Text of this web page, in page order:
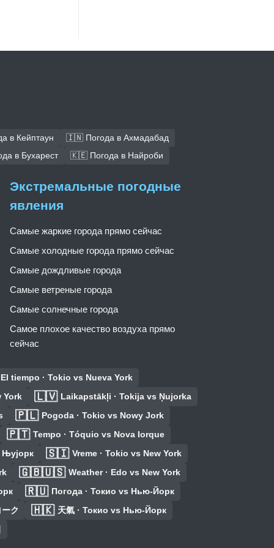
в Кейптаун
🇮🇳 Погода в Ахмадабад
в Бухарест
🇰🇪 Погода в Найроби
Экстремальные погодные
явления
Самые жаркие города прямо сейчас
Самые холодные города прямо сейчас
Самые дождливые города
Самые ветреные города
Самые солнечные города
Самое плохое качество воздуха прямо
сейчас
El tiempo · Tokio vs Nueva York
York
🇱🇻 Laikapstākļi · Tokija vs Ņujorka
🇵🇱 Pogoda · Tokio vs Nowy Jork
🇵🇹 Tempo · Tóquio vs Nova Iorque
Њујорк
🇸🇮 Vreme · Tokio vs New York
🇬🇧🇺🇸 Weather · Edo vs New York
🇷🇺 Погода · Токио vs Нью-Йорк
ク
🇭🇰 天氣 · Токио vs Нью-Йорк